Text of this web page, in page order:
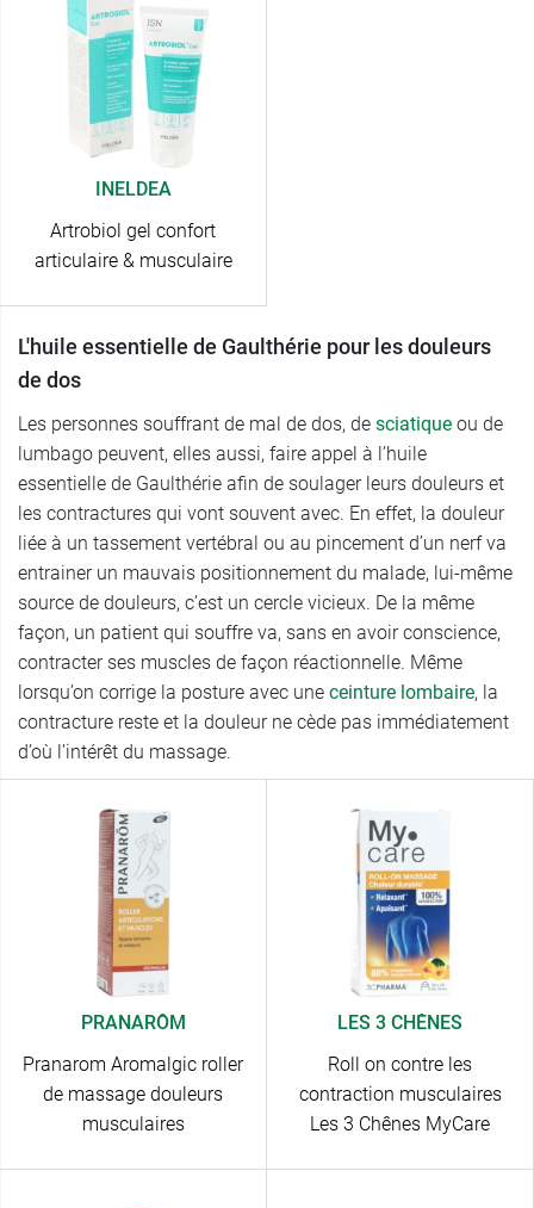
INELDEA
Artrobiol gel confort
articulaire & musculaire
L'huile essentielle de Gaulthérie pour les douleurs
de dos
Les personnes souffrant de mal de dos, de sciatique ou de
lumbago peuvent, elles aussi, faire appel à l’huile
essentielle de Gaulthérie afin de soulager leurs douleurs et
les contractures qui vont souvent avec. En effet, la douleur
liée à un tassement vertébral ou au pincement d’un nerf va
entrainer un mauvais positionnement du malade, lui-même
source de douleurs, c’est un cercle vicieux. De la même
façon, un patient qui souffre va, sans en avoir conscience,
contracter ses muscles de façon réactionnelle. Même
lorsqu’on corrige la posture avec une ceinture lombaire, la
contracture reste et la douleur ne cède pas immédiatement
d’où l’intérêt du massage.
PRANARÔM
Pranarom Aromalgic roller
de massage douleurs
musculaires
LES 3 CHÊNES
Roll on contre les
contraction musculaires
Les 3 Chênes MyCare